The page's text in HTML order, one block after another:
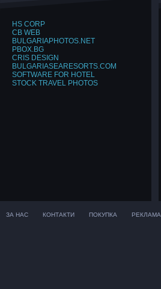
HS CORP
CB WEB
BULGARIAPHOTOS.NET
PBOX.BG
CRIS DESIGN
BULGARIASEARESORTS.COM
SOFTWARE FOR HOTEL
STOCK TRAVEL PHOTOS
ЗА НАС КОНТАКТИ ПОКУПКА РЕКЛАМА